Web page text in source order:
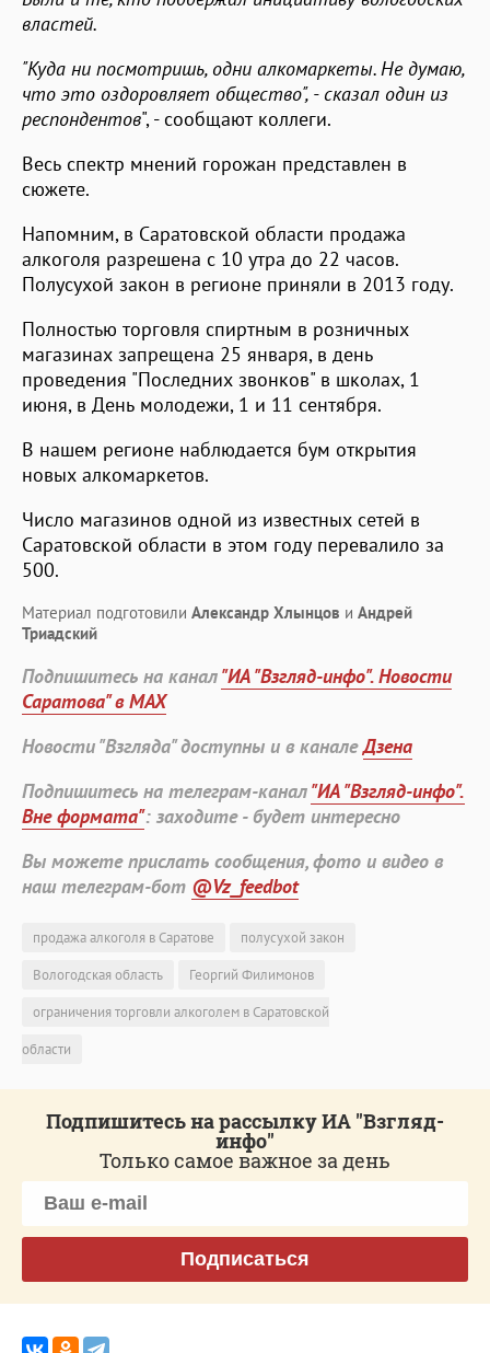
властей.
"Куда ни посмотришь, одни алкомаркеты. Не думаю,
что это оздоровляет общество", - сказал один из
респондентов", - сообщают коллеги.
Весь спектр мнений горожан представлен в
сюжете.
Напомним, в Саратовской области продажа
алкоголя разрешена с 10 утра до 22 часов.
Полусухой закон в регионе приняли в 2013 году.
Полностью торговля спиртным в розничных
магазинах запрещена 25 января, в день
проведения "Последних звонков" в школах, 1
июня, в День молодежи, 1 и 11 сентября.
В нашем регионе наблюдается бум открытия
новых алкомаркетов.
Число магазинов одной из известных сетей в
Саратовской области в этом году перевалило за
500.
Материал подготовили Александр Хлынцов и Андрей
Триадский
Подпишитесь на канал"ИА "Взгляд-инфо". Новости
Саратова" в MAX
Новости "Взгляда" доступны и в каналеДзена
Подпишитесь на телеграм-канал"ИА "Взгляд-инфо".
Вне формата": заходите - будет интересно
Вы можете прислать сообщения, фото и видео в
наш телеграм-бот @Vz_feedbot
продажа алкоголя в Саратове
полусухой закон
Вологодская область
Георгий Филимонов
ограничения торговли алкоголем в Саратовской
области
Подпишитесь на рассылку ИА "Взгляд-
инфо"
Только самое важное за день
Подписаться